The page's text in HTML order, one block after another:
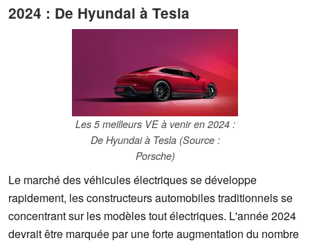
2024 : De Hyundai à Tesla
Les 5 meilleurs VE à venir en 2024 :
De Hyundai à Tesla (Source :
Porsche)
Le marché des véhicules électriques se développe
rapidement, les constructeurs automobiles traditionnels se
concentrant sur les modèles tout électriques. L'année 2024
devrait être marquée par une forte augmentation du nombre